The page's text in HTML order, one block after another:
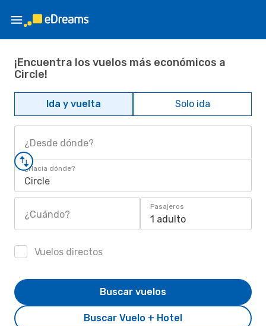
¡Encuentra los vuelos más económicos a
Circle!
Ida y vuelta Solo ida
¿Desde dónde?
¿Hacia dónde?
Circle
¿Cuándo?
Pasajeros
1 adulto
Vuelos directos
Buscar Vuelo + Hotel
Buscar vuelos